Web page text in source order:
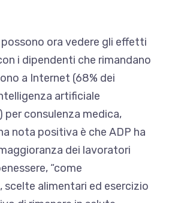
ora vedere gli effetti
i dipendenti che rimandano
a Internet (68% dei
artificiale
per consulenza medica,
nota positiva è che ADP ha
dei lavoratori
“come
scelte alimentari ed esercizio